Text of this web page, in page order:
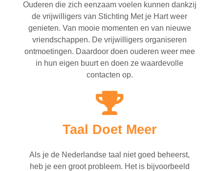
Ouderen die zich eenzaam voelen kunnen dankzij
de vrijwilligers van Stichting Met je Hart weer
genieten. Van mooie momenten en van nieuwe
vriendschappen. De vrijwilligers organiseren
ontmoetingen. Daardoor doen ouderen weer mee
in hun eigen buurt en doen ze waardevolle
contacten op.
Taal Doet Meer
Als je de Nederlandse taal niet goed beheerst,
heb je een groot probleem. Het is bijvoorbeeld